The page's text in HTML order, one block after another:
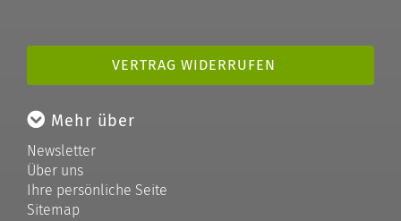
VERTRAG WIDERRUFEN
Mehr über
Newsletter
Über uns
Ihre persönliche Seite
Sitemap